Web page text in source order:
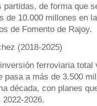
partidas, de forma que
de 10.000 millones en
de Fomento de Rajoy.
(2018‑2025)
ferroviaria
pasa a más de 3.500
década, con planes